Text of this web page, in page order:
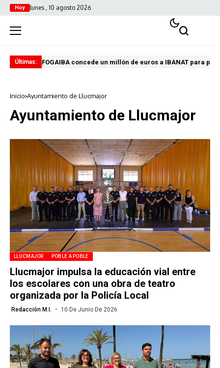
Hoy lunes , 10 agosto 2026
Últimas: FOGAIBA concede un millón de euros a IBANAT para
Inicio Ayuntamiento de Llucmajor
Ayuntamiento de Llucmajor
LLUCMAJOR POBLE A POBLE
Llucmajor impulsa la educación vial entre
los escolares con una obra de teatro
organizada por la Policía Local
Redacción M.I. 10 De Junio De 2026